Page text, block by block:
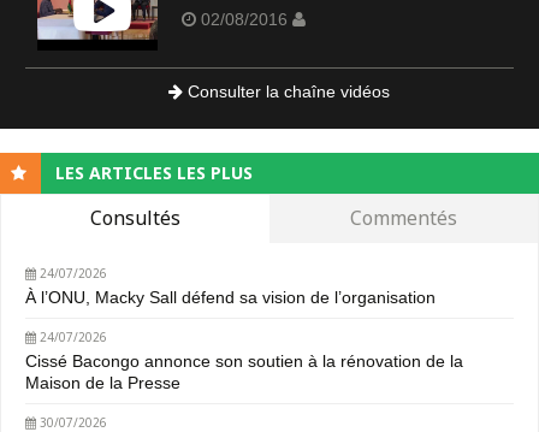
02/08/2016
Consulter la chaîne vidéos
LES ARTICLES LES PLUS
Consultés Commentés
24/07/2026
À l’ONU, Macky Sall défend sa vision de l’organisation
24/07/2026
Cissé Bacongo annonce son soutien à la rénovation de la
Maison de la Presse
30/07/2026